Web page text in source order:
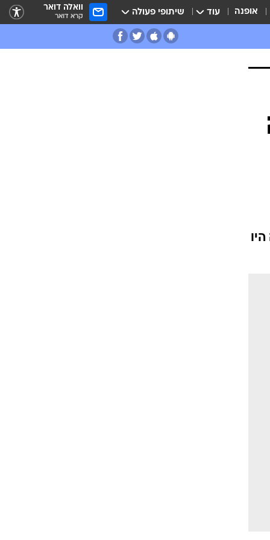
אופנה עוד שיתופי פעולה וואלה דואר
קרא דואר